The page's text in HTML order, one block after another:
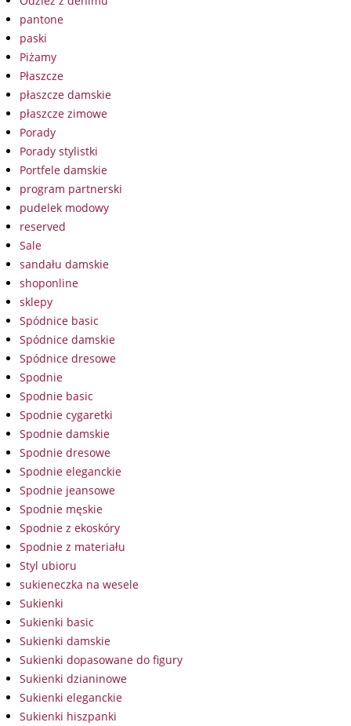
pantone
paski
Piżamy
Płaszcze
płaszcze damskie
płaszcze zimowe
Porady
Porady stylistki
Portfele damskie
program partnerski
pudelek modowy
reserved
Sale
sandału damskie
shoponline
sklepy
Spódnice basic
Spódnice damskie
Spódnice dresowe
Spodnie
Spodnie basic
Spodnie cygaretki
Spodnie damskie
Spodnie dresowe
Spodnie eleganckie
Spodnie jeansowe
Spodnie męskie
Spodnie z ekoskóry
Spodnie z materiału
Styl ubioru
sukieneczka na wesele
Sukienki
Sukienki basic
Sukienki damskie
Sukienki dopasowane do figury
Sukienki dzianinowe
Sukienki eleganckie
Sukienki hiszpanki